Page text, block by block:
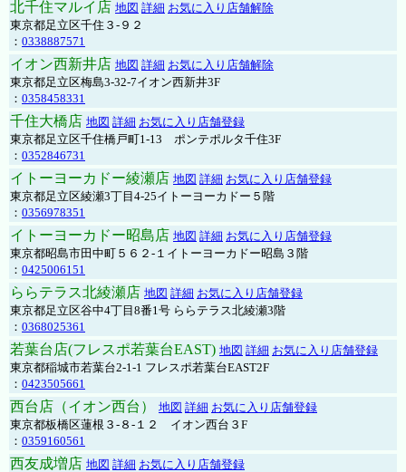
北千住マルイ店 地図 詳細 お気に入り店舗解除
東京都足立区千住３-９２
： 0338887571
イオン西新井店 地図 詳細 お気に入り店舗解除
東京都足立区梅島3-32-7イオン西新井3F
： 0358458331
千住大橋店 地図 詳細 お気に入り店舗登録
東京都足立区千住橋戸町1-13 ポンテポルタ千住3F
： 0352846731
イトーヨーカドー綾瀬店 地図 詳細 お気に入り店舗登録
東京都足立区綾瀬3丁目4-25イトーヨーカドー５階
： 0356978351
イトーヨーカドー昭島店 地図 詳細 お気に入り店舗登録
東京都昭島市田中町５６２-１イトーヨーカドー昭島３階
： 0425006151
ららテラス北綾瀬店 地図 詳細 お気に入り店舗登録
東京都足立区谷中4丁目8番1号 ららテラス北綾瀬3階
： 0368025361
若葉台店(フレスポ若葉台EAST) 地図 詳細 お気に入り店舗登録
東京都稲城市若葉台2-1-1 フレスポ若葉台EAST2F
： 0423505661
西台店（イオン西台） 地図 詳細 お気に入り店舗登録
東京都板橋区蓮根３-８-１２ イオン西台３F
： 0359160561
西友成増店 地図 詳細 お気に入り店舗登録